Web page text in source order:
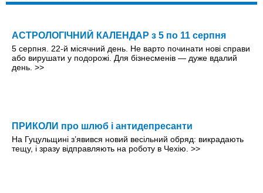
АСТРОЛОГІЧНИЙ КАЛЕНДАР з 5 по 11 серпня
5 серпня. 22-й місячний день. Не варто починати нові справи
або вирушати у подорожі. Для бізнесменів — дуже вдалий
день. >>
ПРИКОЛИ про шлюб і антидепресанти
На Гуцульщині з’явився новий весільний обряд: викрадають
тещу, і зразу відправляють на роботу в Чехію. >>